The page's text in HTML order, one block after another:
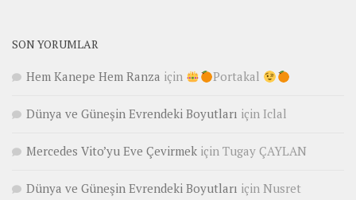
SON YORUMLAR
Hem Kanepe Hem Ranza için Portakal
Dünya ve Güneşin Evrendeki Boyutları için Iclal
Mercedes Vito’yu Eve Çevirmek için Tugay ÇAYLAN
Dünya ve Güneşin Evrendeki Boyutları için Nusret